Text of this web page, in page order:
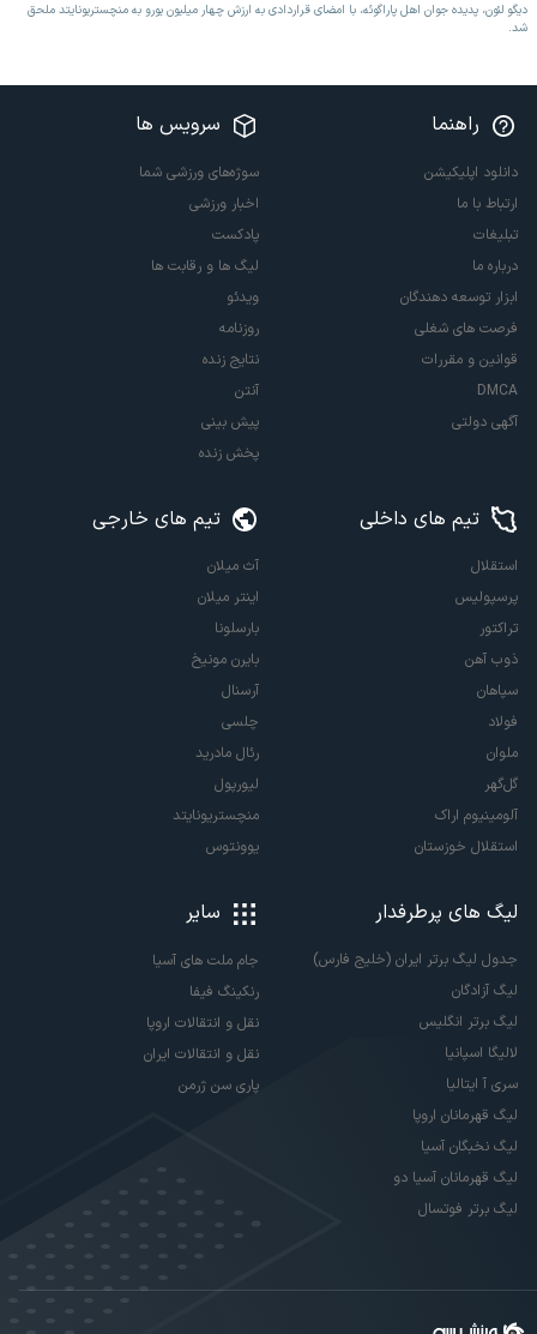
دیگو لئون، پدیده جوان اهل پاراگوئه، با امضای قراردادی به ارزش چهار میلیون یورو به منچستریونایتد ملحق
شد.
راهنما
دانلود اپلیکیشن
ارتباط با ما
تبلیغات
درباره ما
ابزار توسعه دهندگان
فرصت های شغلی
قوانین و مقررات
DMCA
آگهی دولتی
سرویس ها
سوژه‌های ورزشی شما
اخبار ورزشی
پادکست
لیگ ها و رقابت ها
ویدئو
روزنامه
نتایج زنده
آنتن
پیش بینی
پخش زنده
تیم های داخلی
استقلال
پرسپولیس
تراکتور
ذوب آهن
سپاهان
فولاد
ملوان
گل‌گهر
آلومینیوم اراک
استقلال خوزستان
تیم های خارجی
آث میلان
اینتر میلان
بارسلونا
بایرن مونیخ
آرسنال
چلسی
رئال مادرید
لیورپول
منچستریونایتد
یوونتوس
لیگ های پرطرفدار
جدول لیگ برتر ایران (خلیج فارس)
لیگ آزادگان
لیگ برتر انگلیس
لالیگا اسپانیا
سری آ ایتالیا
لیگ قهرمانان اروپا
لیگ نخبگان آسیا
لیگ قهرمانان آسیا دو
لیگ برتر فوتسال
سایر
جام ملت های آسیا
رنکینگ فیفا
نقل و انتقالات اروپا
نقل و انتقالات ایران
پاری سن ژرمن